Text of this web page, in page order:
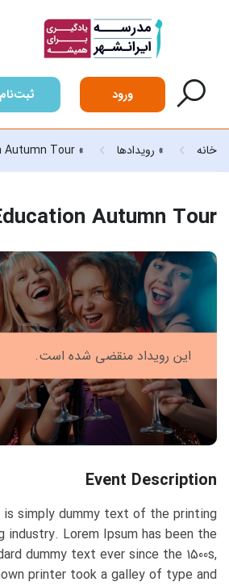
ورود ثبت‌نام
خانه » رویدادها »
Autumn Tour
Autumn Tour
این رویداد منقضی شده است.
Event Description
is simply dummy text of the printing
Lorem Ipsum has been the
dummy text ever since the 1500s,
printer took a galley of type and